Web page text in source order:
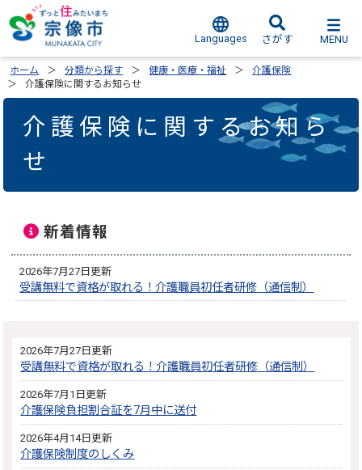
Languages さがす MENU
ホーム 分類から探す 健康・医療・福祉
介護保険
介護保険に関するお知らせ
介護保険に関するお知ら
せ
新着情報
2026年7月27日更新
受講無料で資格が取れる！介護職員初任者研修（通信制）
2026年7月27日更新
受講無料で資格が取れる！介護職員初任者研修（通信制）
2026年7月1日更新
介護保険負担割合証を7月中に送付
2026年4月14日更新
介護保険制度のしくみ